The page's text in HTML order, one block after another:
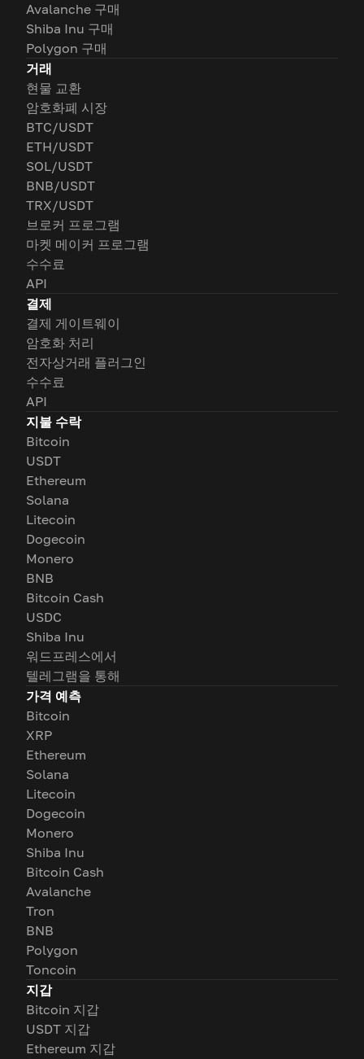
Avalanche 구매
Shiba Inu 구매
Polygon 구매
거래
현물 교환
암호화폐 시장
BTC/USDT
ETH/USDT
SOL/USDT
BNB/USDT
TRX/USDT
브로커 프로그램
마켓 메이커 프로그램
수수료
API
결제
결제 게이트웨이
암호화 처리
전자상거래 플러그인
수수료
API
지불 수락
Bitcoin
USDT
Ethereum
Solana
Litecoin
Dogecoin
Monero
BNB
Bitcoin Cash
USDC
Shiba Inu
워드프레스에서
텔레그램을 통해
가격 예측
Bitcoin
XRP
Ethereum
Solana
Litecoin
Dogecoin
Monero
Shiba Inu
Bitcoin Cash
Avalanche
Tron
BNB
Polygon
Toncoin
지갑
Bitcoin 지갑
USDT 지갑
Ethereum 지갑